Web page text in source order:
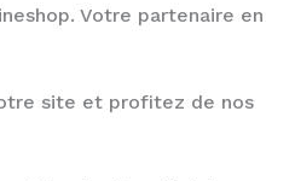
Votre partenaire en
site et profitez de nos